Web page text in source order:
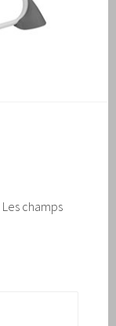
Les champs